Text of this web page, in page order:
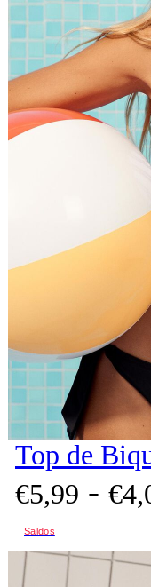
Top de
€5,99 - €4,
Saldos